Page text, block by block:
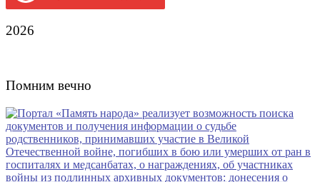
2026
Помним вечно